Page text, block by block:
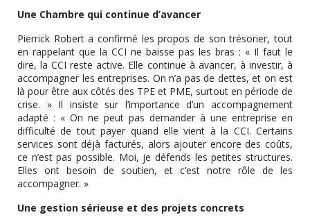
Une Chambre qui continue d’avancer
Pierrick Robert a confirmé les propos de son trésorier, tout
en rappelant que la CCI ne baisse pas les bras : « Il faut le
dire, la CCI reste active. Elle continue à avancer, à investir, à
accompagner les entreprises. On n’a pas de dettes, et on est
là pour être aux côtés des TPE et PME, surtout en période de
crise. » Il insiste sur l’importance d’un accompagnement
adapté : « On ne peut pas demander à une entreprise en
difficulté de tout payer quand elle vient à la CCI. Certains
services sont déjà facturés, alors ajouter encore des coûts,
ce n’est pas possible. Moi, je défends les petites structures.
Elles ont besoin de soutien, et c’est notre rôle de les
accompagner. »
Une gestion sérieuse et des projets concrets